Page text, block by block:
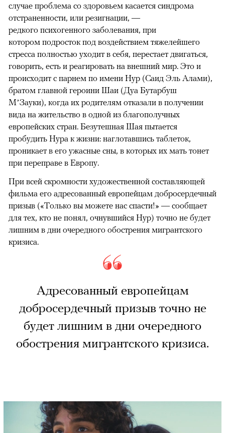
случае проблема со здоровьем касается синдрома
отстраненности, или резигнации, —
редкого психогенного заболевания, при
котором подросток под воздействием тяжелейшего
стресса полностью уходит в себя, перестает двигаться,
говорить, есть и реагировать на внешний мир. Это и
происходит с парнем по имени Нур (Саид Эль Алами),
братом главной героини Шаи (Дуа Бутарбуш
М’Зауки), когда их родителям отказали в получении
вида на жительство в одной из благополучных
европейских стран. Безутешная Шая пытается
пробудить Нура к жизни: наглотавшись таблеток,
проникает в его ужасные сны, в которых их мать тонет
при переправе в Европу.
При всей скромности художественной составляющей
фильма его адресованный европейцам добросердечный
призыв («Только вы можете нас спасти!» — сообщает
для тех, кто не понял, очнувшийся Нур) точно не будет
лишним в дни очередного обострения мигрантского
кризиса.
Адресованный европейцам
добросердечный призыв точно не
будет лишним в дни очередного
обострения мигрантского кризиса.